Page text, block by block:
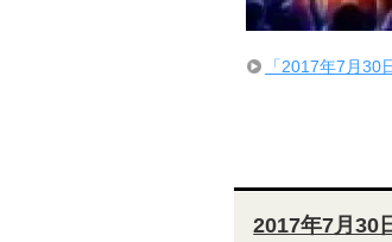
「2017年7月30
2017年7月30